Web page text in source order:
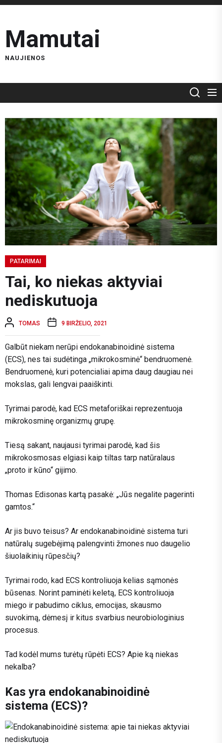
Skip
the
content
Mamutai
NAUJIENOS
PATARIMAI
Tai, ko niekas aktyviai
nediskutuoja
TOMAS 9 BIRŽELIO, 2021
Galbūt niekam nerūpi endokanabinoidinė sistema
(ECS), nes tai sudėtinga „mikrokosminė“ bendruomenė.
Bendruomenė, kuri potencialiai apima daug daugiau nei
mokslas, gali lengvai paaiškinti.
Tyrimai parodė, kad ECS metaforiškai reprezentuoja
mikrokosminę organizmų grupę.
Tiesą sakant, naujausi tyrimai parodė, kad šis
mikrokosmosas elgiasi kaip tiltas tarp natūralaus
„proto ir kūno“ gijimo.
Thomas Edisonas kartą pasakė: „Jūs negalite pagerinti
gamtos.“
Ar jis buvo teisus? Ar endokanabinoidinė sistema turi
natūralų sugebėjimą palengvinti žmones nuo daugelio
šiuolaikinių rūpesčių?
Tyrimai rodo, kad ECS kontroliuoja kelias sąmonės
būsenas. Norint paminėti keletą, ECS kontroliuoja
miego ir pabudimo ciklus, emocijas, skausmo
suvokimą, dėmesį ir kitus svarbius neurobiologinius
procesus.
Tad kodėl mums turėtų rūpėti ECS? Apie ką niekas
nekalba?
Kas yra endokanabinoidinė
sistema (ECS)?